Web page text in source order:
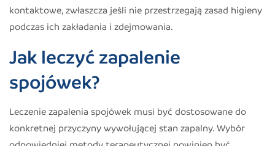
kontaktowe, zwłaszcza jeśli nie przestrzegają zasad higieny
podczas ich zakładania i zdejmowania.
Jak leczyć zapalenie
spojówek?
Leczenie zapalenia spojówek musi być dostosowane do
konkretnej przyczyny wywołującej stan zapalny. Wybór